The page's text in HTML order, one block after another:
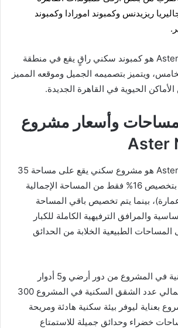
ريزيدنس وكمبوند امورادا وكمبوند
مشروع Aster New Cairo هو كمبوند سكني راقٍ يقع في منطقة
ويتميز بتصميمه الجميل وموقعه المميز
الحيوية في القاهرة الجديدة.
وأسعار مشروع
Aster
مشروع Aster New Cairo هو مشروع سكني يقع على مساحة 35
فدانًا. يتميز المشروع بتخصيص 16% فقط من المساحة الإجمالية
السكنية (12 عمارة)، بينما يتم تخصيص باقي المساحة
والمرافق الترفيهية الكاملة للكبار
المساحات الطبيعية الخلابة من الحدائق
تتكون كل عمارة سكنية في المشروع من دور أرضي و5 أدوار
متكررة، مما يجعل إجمالي عدد الشقق السكنية في المشروع 300
بعناية ليوفر بيئة سكنية هادئة ومريحة
خضراء وحدائق جميلة للاستمتاع